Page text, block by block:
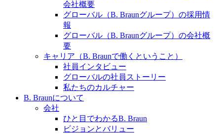
販売代理店さま向け情報​
お問合せ先、価格情報、E-Shopのご案内など販売店さ
ま向けの情報スペースです。
お問合せフォームより、ご質問をお送りください。
会社概要
グローバル（B. Braunグループ）の採用情
報
グローバル（B. Braunグループ）の会社概
要
キャリア（B. Braunで働くということ）
社員インタビュー
グローバルの社員ストーリー
私たちのカルチャー
B. Braunについて
会社
ひと目でわかるB. Braun
ビジョンとバリュー